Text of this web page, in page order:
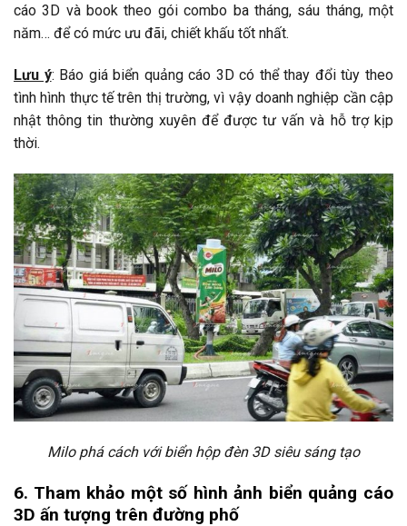
cáo 3D và book theo gói combo ba tháng, sáu tháng, một
năm… để có mức ưu đãi, chiết khấu tốt nhất.
Lưu ý: Báo giá biển quảng cáo 3D có thể thay đổi tùy theo
tình hình thực tế trên thị trường, vì vậy doanh nghiệp cần cập
nhật thông tin thường xuyên để được tư vấn và hỗ trợ kịp
thời.
Milo phá cách với biển hộp đèn 3D siêu sáng tạo
6. Tham khảo một số hình ảnh biển quảng cáo
3D ấn tượng trên đường phố